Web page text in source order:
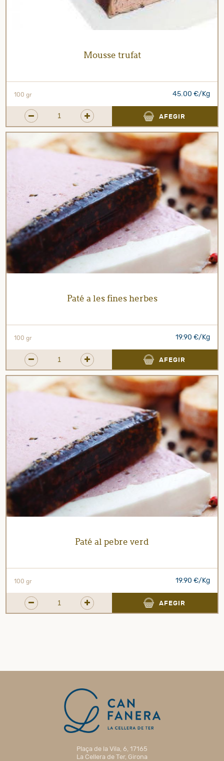
Mousse trufat
100 gr 45.00 €/Kg
AFEGIR
Paté a les fines herbes
100 gr 19.90 €/Kg
AFEGIR
Paté al pebre verd
100 gr 19.90 €/Kg
AFEGIR
Plaça de la Vila, 6, 17165
La Cellera de Ter, Girona